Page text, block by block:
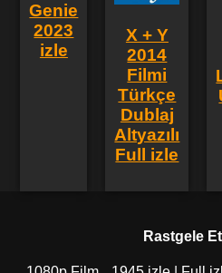
Genie
2023
izle
X + Y
2014
Filmi
Türkçe
Dublaj
Altyazılı
Full izle
Rastgele